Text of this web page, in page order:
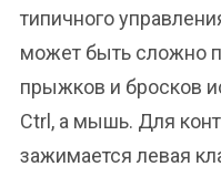
типичного
может быть сложно
прыжков и бросков
Ctrl, а мышь. Для
зажимается левая